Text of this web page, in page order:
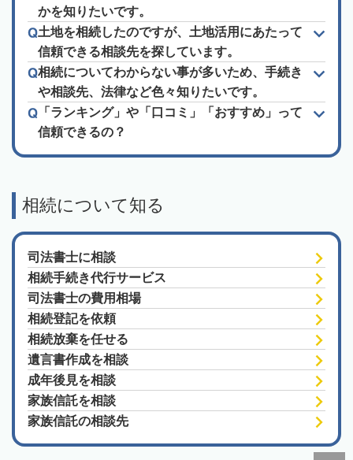
かを知りたいです。
土地を相続したのですが、土地活用にあたって
信頼できる相談先を探しています。
相続についてわからない事が多いため、手続き
や相談先、法律など色々知りたいです。
「ランキング」や「口コミ」「おすすめ」って
信頼できるの？
相続について知る
司法書士に相談
相続手続き代行サービス
司法書士の費用相場
相続登記を依頼
相続放棄を任せる
遺言書作成を相談
成年後見を相談
家族信託を相談
家族信託の相談先